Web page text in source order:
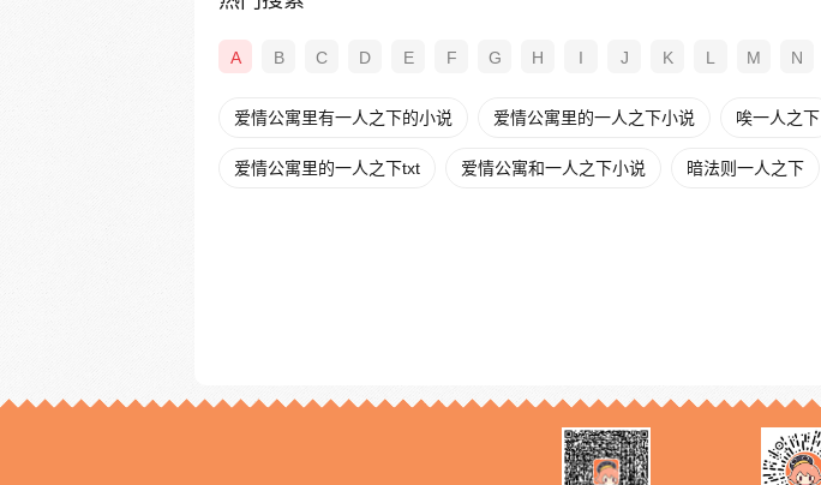
A B C D E F G H I J K L M N
爱情公寓里有一人之下的小说 爱情公寓里的一人之下小说 唉一人之下
爱情公寓里的一人之下txt 爱情公寓和一人之下小说 暗法则一人之下